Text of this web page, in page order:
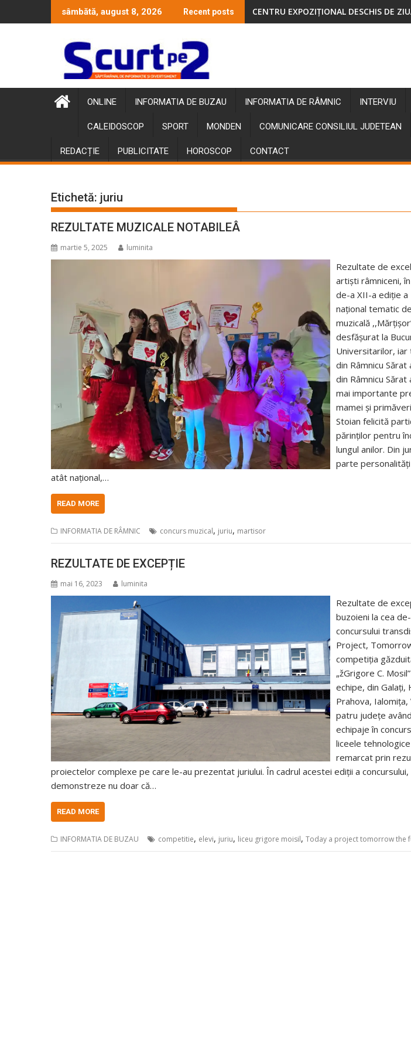
to
sâmbătă, august 8, 2026 Recent posts CENTRU EXPOZIȚIONAL DESCHIS DE
ONLINE INFORMATIA DE BUZAU INFORMATIA DE RÂMNIC INTERVIU
CALEIDOSCOP SPORT MONDEN COMUNICARE CONSILIUL JUDETEAN
REDACȚIE PUBLICITATE HOROSCOP CONTACT
Etichetă: juriu
REZULTATE MUZICALE NOTABILEÂ
martie 5, 2025 luminita
Rezultate de
artiști râmniceni,
de-a XII-a ediție a
național tematic
muzicală
desfășurat la
Universitarilor, iar
din Râmnicu
din Râmnicu
mai importante
mamei și
Stoian felicită
părinților pentru
lungul anilor. Din
parte
atât național,…
READ MORE
INFORMATIA DE RÂMNIC concurs muzical, juriu, martisor
REZULTATE DE EXCEPȚIE
mai 16, 2023 luminita
Rezultate de
buzoieni la cea
concursului
Project,
competiția
„žGrigore C.
echipe, din Galați,
Prahova, Ialomița,
patru județe
echipaje în
liceele
remarcat prin
proiectelor complexe pe care le-au prezentat juriului. În cadrul acestei ediții a
demonstreze nu doar că…
READ MORE
INFORMATIA DE BUZAU competitie, elevi, juriu, liceu grigore moisil, Today a project tomorrow the